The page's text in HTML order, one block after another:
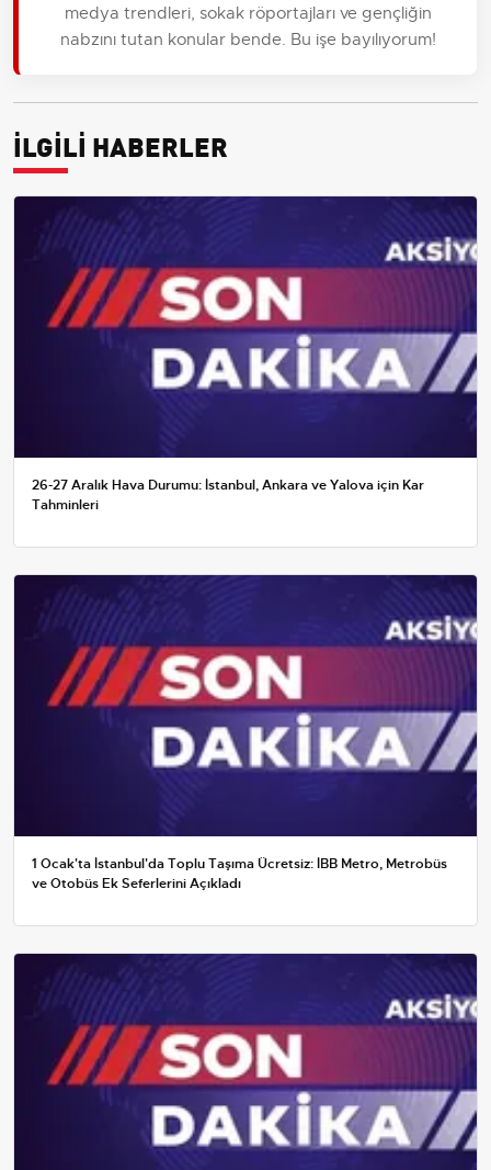
medya trendleri, sokak röportajları ve gençliğin
nabzını tutan konular bende. Bu işe bayılıyorum!
İLGİLİ HABERLER
26-27 Aralık Hava Durumu: İstanbul, Ankara ve Yalova için Kar
Tahminleri
1 Ocak'ta İstanbul'da Toplu Taşıma Ücretsiz: İBB Metro, Metrobüs
ve Otobüs Ek Seferlerini Açıkladı